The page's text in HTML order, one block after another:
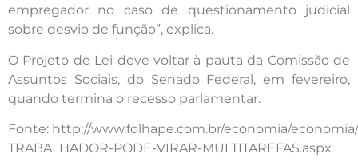
empregador no caso de questionamento judicial
sobre desvio de função”, explica.
O Projeto de Lei deve voltar à pauta da Comissão de
Assuntos Sociais, do Senado Federal, em fevereiro,
quando termina o recesso parlamentar.
Fonte: http://www.folhape.com.br/economia/economia/
TRABALHADOR-PODE-VIRAR-MULTITAREFAS.aspx